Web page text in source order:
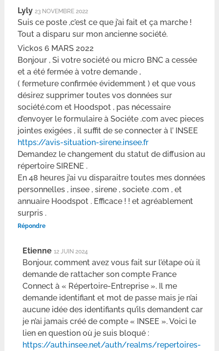
Lyly 23 NOVEMBRE 2022
Suis ce poste ,c’est ce que j’ai fait et ça marche !
Tout a disparu sur mon ancienne société.
Vickos 6 MARS 2022
Bonjour , Si votre société ou micro BNC a cessée
et a été fermée à votre demande ,
( fermeture confirmée évidemment ) et que vous
désirez supprimer toutes vos données sur
société.com et Hoodspot , pas nécessaire
d’envoyer le formulaire à Sociéte .com avec pieces
jointes exigées , il suffit de se connecter à l’ INSEE
https://avis-situation-sirene.insee.fr
Demandez le changement du statut de diffusion au
répertoire SIRENE .
En 48 heures j’ai vu disparaitre toutes mes données
personnelles , insee , sirene , societe .com , et
annuaire Hoodspot . Efficace ! ! et agréablement
surpris .
Répondre
Etienne 12 JUIN 2024
Bonjour, comment avez vous fait sur l’étape où il
demande de rattacher son compte France
Connect à « Répertoire-Entreprise ». Il me
demande identifiant et mot de passe mais je n’ai
aucune idée des identifiants qu’ils demandent car
je n’ai jamais créé de compte « INSEE ». Voici le
lien en question où je suis bloqué :
https://auth.insee.net/auth/realms/repertoires-